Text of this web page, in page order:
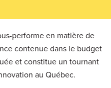
performe en matière de
contenue dans le budget
et constitue un tournant
au Québec.